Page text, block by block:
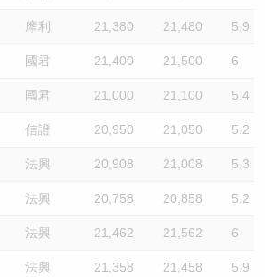
摩利 21,380 21,480 5.9
國君 21,400 21,500 6
國君 21,000 21,100 5.4
信證 20,950 21,050 5.2
法興 20,908 21,008 5.3
法興 20,758 20,858 5.2
法興 21,462 21,562 6
法興 21,358 21,458 5.9